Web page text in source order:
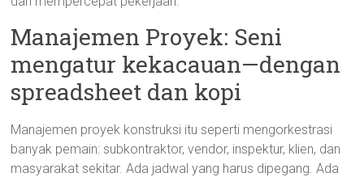
Manajemen Proyek: Seni
mengatur kekacauan—dengan
spreadsheet dan kopi
Manajemen proyek konstruksi itu seperti mengorkestrasi
banyak pemain: subkontraktor, vendor, inspektur, klien, dan
masyarakat sekitar. Ada jadwal yang harus dipegang. Ada